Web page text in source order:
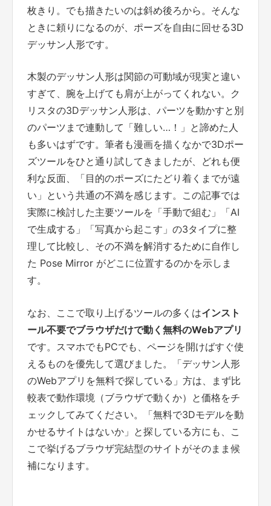
枚きり。でも描きたいのは斜め後ろから。そんな
ときに頼りになるのが、ポーズを自由に回せる3D
デッサン人形です。
木製のデッサン人形は関節の可動域が現実と違い
すぎて、腕を上げても肩が上がってくれない。ク
リスタの3Dデッサン人形は、パーツを動かすと別
のパーツまで連動して「難しい…！」と諦めた人
も多いはずです。筆者も漫画を描くなかで3Dポー
ズツールをひと通り試してきましたが、どれも便
利な反面、「目的のポーズにたどり着くまでが遠
い」という共通の不満を感じます。この記事では
実際に検討した主要ツールを「手動で組む」「AI
で生成する」「写真から起こす」の3タイプに整
理して比較し、その不満を解消するために自作し
た Pose Mirror がどこに位置するのかを示しま
す。
なお、ここで取り上げるツールの多くはインスト
ール不要でブラウザだけで動く無料のWebアプリ
です。スマホでもPCでも、ページを開けばすぐ使
えるものを優先して選びました。「デッサン人形
のWebアプリを無料で探している」方は、まず比
較表で動作環境（ブラウザで動くか）と価格をチ
ェックしてみてください。「無料で3Dモデルを動
かせるサイトはないか」と探している方にも、こ
こで挙げるブラウザ完結型のサイトがそのまま候
補になります。